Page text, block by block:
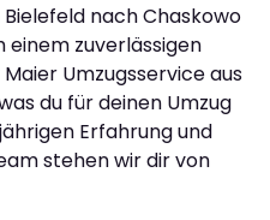
nach Chaskowo
einem zuverlässigen
Umzugsservice aus
du für deinen Umzug
Erfahrung und
stehen wir dir von